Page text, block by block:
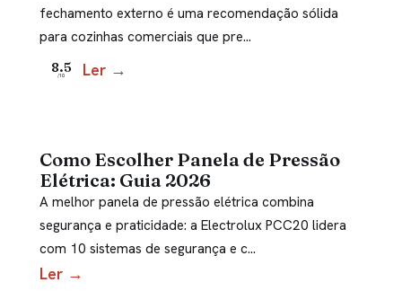
fechamento externo é uma recomendação sólida
para cozinhas comerciais que pre…
8.5
/10 Ler →
Como Escolher Panela de Pressão
Elétrica: Guia 2026
A melhor panela de pressão elétrica combina
segurança e praticidade: a Electrolux PCC20 lidera
com 10 sistemas de segurança e c…
Ler →